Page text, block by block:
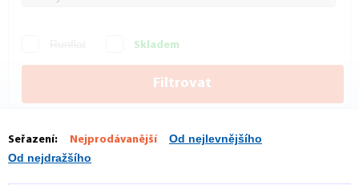
Skladem
Filtrovat
Seřazení: Nejprodávanější
Od nejlevnějšího
Od nejdražšího